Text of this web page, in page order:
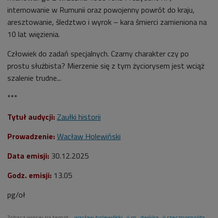
internowanie w Rumunii oraz powojenny powrót do kraju,
aresztowanie, śledztwo i wyrok – kara śmierci zamieniona na
10 lat więzienia.
Człowiek do zadań specjalnych. Czarny charakter czy po
prostu służbista? Mierzenie się z tym życiorysem jest wciąż
szalenie trudne...
***
Tytuł audycji: Zaułki historii
Prowadzenie: Wacław Holewiński
Data emisji: 30.12.2025
Godz. emisji: 13.05
pg/oł